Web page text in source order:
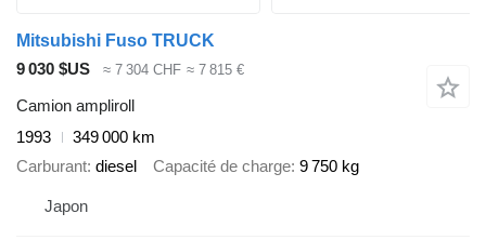
Mitsubishi Fuso TRUCK
9 030 $US
≈ 7 304 CHF ≈ 7 815 €
Camion ampliroll
1993
349 000 km
Carburant diesel Capacité de charge 9 750 kg
Japon